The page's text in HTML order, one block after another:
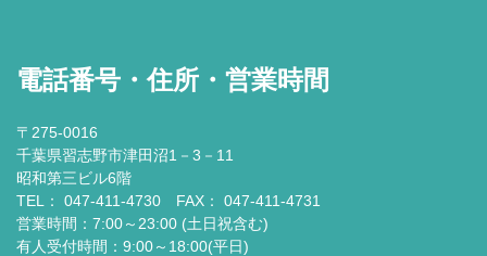
電話番号・住所・営業時間
〒275-0016
千葉県習志野市津田沼1－3－11
昭和第三ビル6階
TEL： 047-411-4730 FAX： 047-411-4731
営業時間：7:00～23:00 (土日祝含む)
有人受付時間：9:00～18:00(平日)